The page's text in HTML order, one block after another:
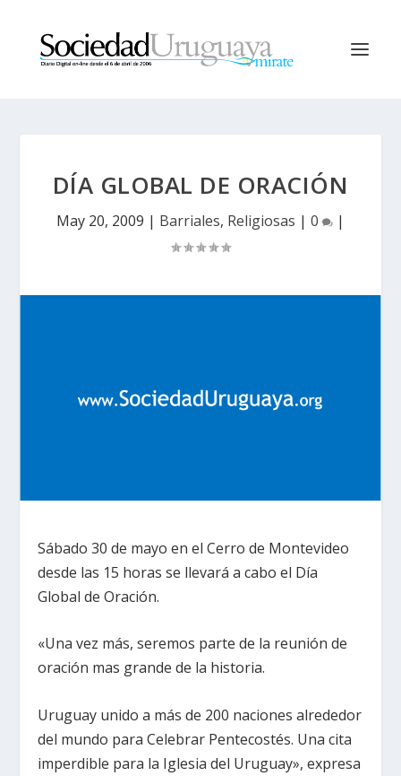
DÍA GLOBAL DE ORACIÓN
May 20, 2009 | Barriales, Religiosas | 0 |
Sábado 30 de mayo en el Cerro de Montevideo
desde las 15 horas se llevará a cabo el Día
Global de Oración.
«Una vez más, seremos parte de la reunión de
oración mas grande de la historia.
Uruguay unido a más de 200 naciones alrededor
del mundo para Celebrar Pentecostés. Una cita
imperdible para la Iglesia del Uruguay», expresa